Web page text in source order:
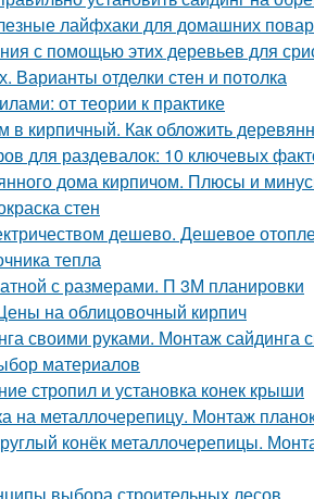
лайфхаки для домашних
с помощью этих деревьев для
Варианты отделки стен и потолка
от теории к практике
кирпичный. Как обложить
для раздевалок: 10 ключевых
дома кирпичом. Плюсы и
стен
дешево. Дешевое
тепла
с размерами. П 3М планировки
на облицовочный кирпич
своими руками. Монтаж сайдинга
материалов
стропил и установка конек крыши
на металлочерепицу. Монтаж
конёк металлочерепицы.